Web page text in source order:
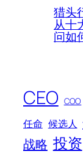
猎头
从十
问如
CEO COO
任命 候选人
战略 投资